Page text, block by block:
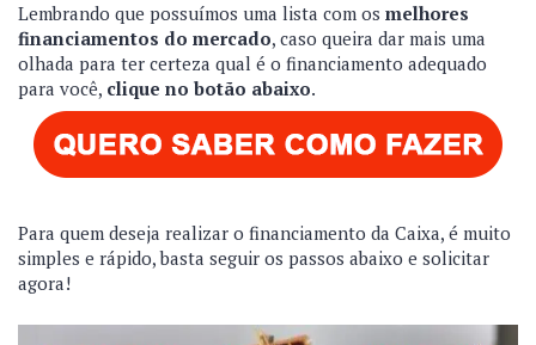
Lembrando que possuímos uma lista com os melhores
financiamentos do mercado, caso queira dar mais uma
olhada para ter certeza qual é o financiamento adequado
para você, clique no botão abaixo.
Para quem deseja realizar o financiamento da Caixa, é muito
simples e rápido, basta seguir os passos abaixo e solicitar
agora!